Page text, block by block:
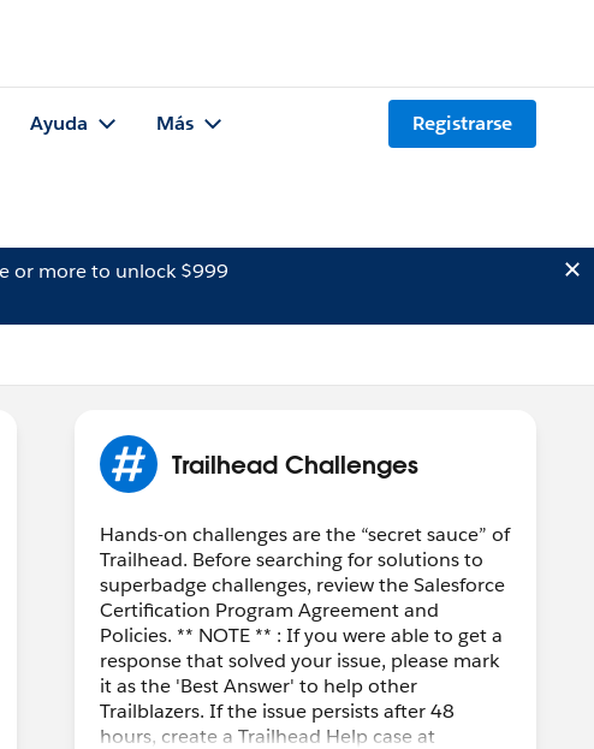
Ayuda Más Registrarse
or more to unlock $999
Trailhead Challenges
Hands-on challenges are the “secret sauce” of
Trailhead. Before searching for solutions to
superbadge challenges, review the Salesforce
Certification Program Agreement and
Policies. ** NOTE ** : If you were able to get a
response that solved your issue, please mark
it as the 'Best Answer' to help other
Trailblazers. If the issue persists after 48
hours, create a Trailhead Help case at